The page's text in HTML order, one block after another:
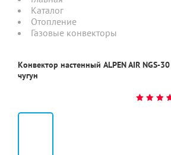
Каталог
Отопление
Газовые конвекторы
Конвектор настенный ALPEN AIR NGS-
чугун